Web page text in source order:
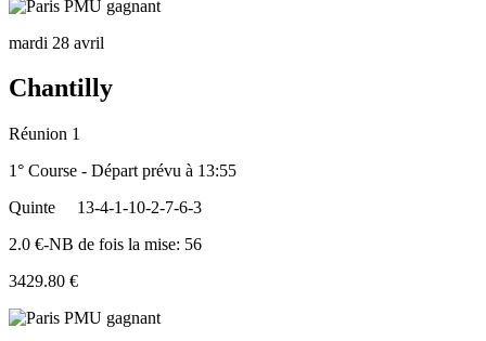
mardi 28 avril
Chantilly
Réunion 1
1° Course - Départ prévu à 13:55
Quinte
13-4-1-10-2-7-6-3
2.0 €-NB de fois la mise: 56
3429.80 €